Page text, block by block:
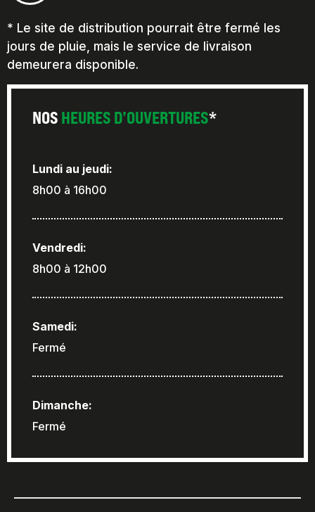
* Le site de distribution pourrait être fermé les
jours de pluie, mais le service de livraison
demeurera disponible.
NOS HEURES D’OUVERTURES*
Lundi au jeudi:
8h00 à 16h00
Vendredi:
8h00 à 12h00
Samedi:
Fermé
Dimanche:
Fermé